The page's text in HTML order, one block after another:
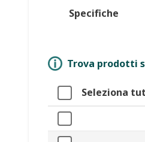
Specifiche
Trova prodotti
Seleziona